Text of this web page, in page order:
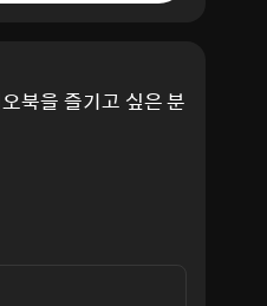
북을 즐기고 싶은 분